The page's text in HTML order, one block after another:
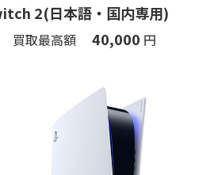
2(日本語・国内専用)
買取最高額 40,000 円